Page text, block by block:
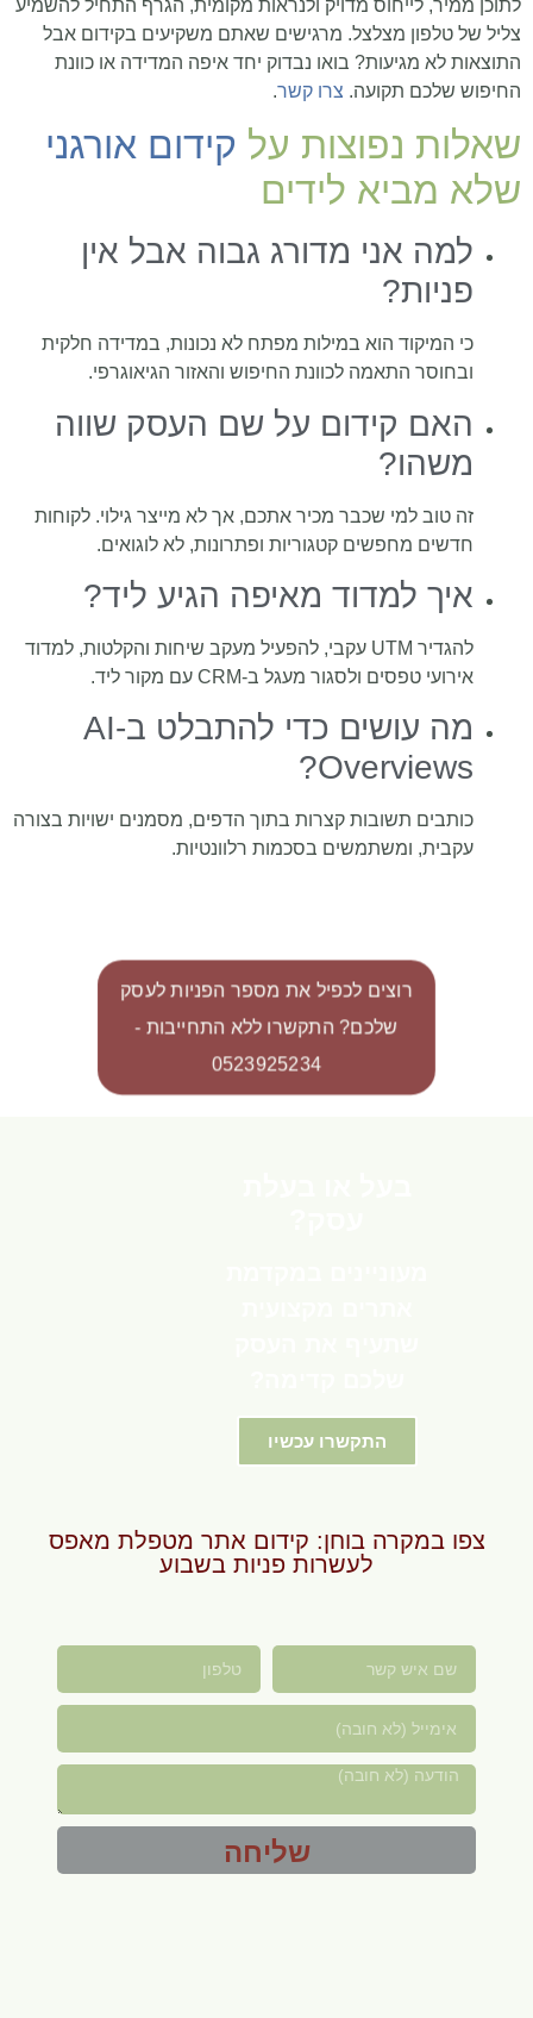
לתוכן ממיר, לייחוס מדויק ולנראות מקומית, הגרף התחיל להשמיע
צליל של טלפון מצלצל. מרגישים שאתם משקיעים בקידום אבל
התוצאות לא מגיעות? בואו נבדוק יחד איפה המדידה או כוונת
החיפוש שלכם תקועה. צרו קשר.
שאלות נפוצות על קידום אורגני
שלא מביא לידים
למה אני מדורג גבוה אבל אין
פניות?
כי המיקוד הוא במילות מפתח לא נכונות, במדידה חלקית
ובחוסר התאמה לכוונת החיפוש והאזור הגיאוגרפי.
האם קידום על שם העסק שווה
משהו?
זה טוב למי שכבר מכיר אתכם, אך לא מייצר גילוי. לקוחות
חדשים מחפשים קטגוריות ופתרונות, לא לוגואים.
איך למדוד מאיפה הגיע ליד?
להגדיר UTM עקבי, להפעיל מעקב שיחות והקלטות, למדוד
אירועי טפסים ולסגור מעגל ב-CRM עם מקור ליד.
מה עושים כדי להתבלט ב-AI
Overviews?
כותבים תשובות קצרות בתוך הדפים, מסמנים ישויות בצורה
עקבית, ומשתמשים בסכמות רלוונטיות.
רוצים לכפיל את מספר הפניות לעסק
שלכם? התקשרו ללא התחייבות -
0523925234
התקשרו עכשיו
צפו במקרה בוחן: קידום אתר מטפלת מאפס
לעשרות פניות בשבוע
שליחה